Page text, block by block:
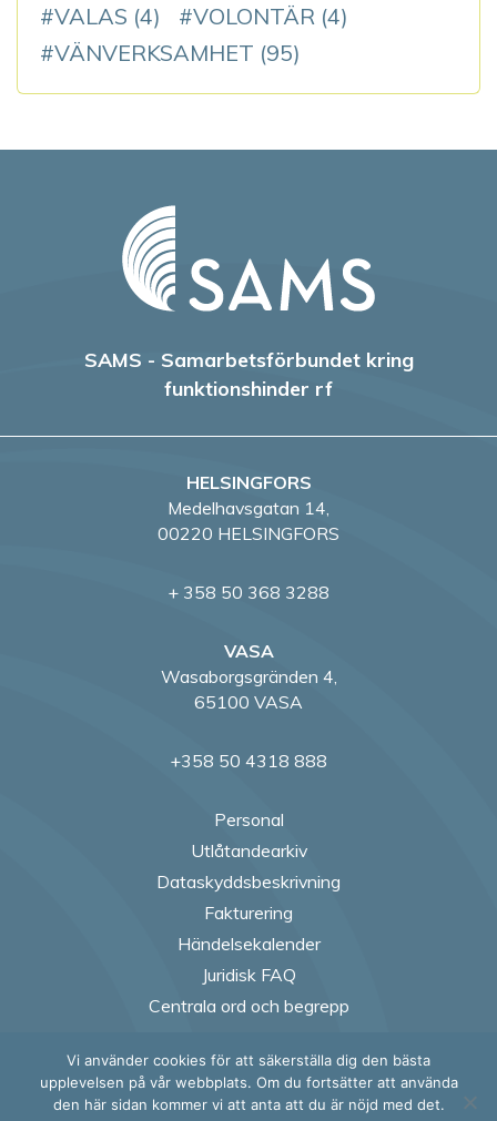
VALAS (4) VOLONTÄR (4)
VÄNVERKSAMHET (95)
SAMS - Samarbetsförbundet kring
funktionshinder rf
HELSINGFORS
Medelhavsgatan 14,
00220 HELSINGFORS
+ 358 50 368 3288
VASA
Wasaborgsgränden 4,
65100 VASA
+358 50 4318 888
Personal
Utlåtandearkiv
Dataskyddsbeskrivning
Fakturering
Händelsekalender
Juridisk FAQ
Centrala ord och begrepp
Follow us on
Follow us on
Follow
Vi använder cookies för att säkerställa dig den bästa
upplevelsen på vår webbplats. Om du fortsätter att använda
den här sidan kommer vi att anta att du är nöjd med det.